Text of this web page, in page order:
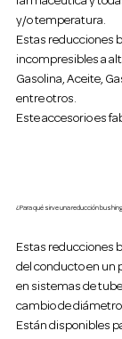
y/o temperatura.
Estas reducciones
incompresibles a
Gasolina, Aceite,
entre otros.
Este accesorio es
¿Para qué sirve una reducción
Estas reducciones
del conducto en un
en sistemas de
cambio de diámetro
Están disponibles